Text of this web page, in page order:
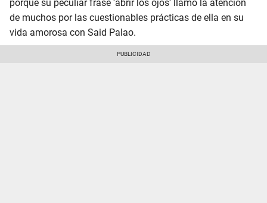
porque su peculiar frase 'abrir los ojos' llamó la atención
de muchos por las cuestionables prácticas de ella en su
vida amorosa con Said Palao.